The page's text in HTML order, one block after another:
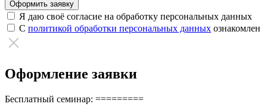
Я даю своё согласие на обработку персональных данных
С политикой обработки персональных данных ознакомлен
Оформление заявки
Бесплатный семинар: =========